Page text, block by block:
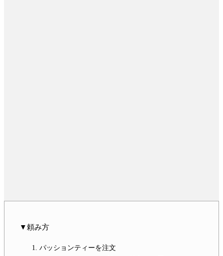
▼頼み方
パッションティーを注文